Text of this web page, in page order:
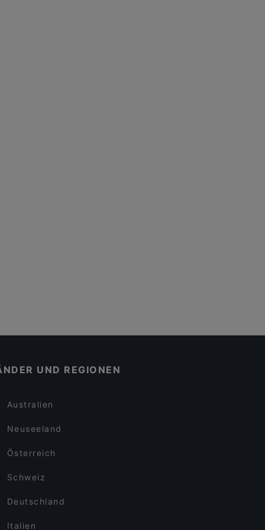
UND REGIONEN
Australien
Neuseeland
Österreich
Schweiz
Deutschland
Italien